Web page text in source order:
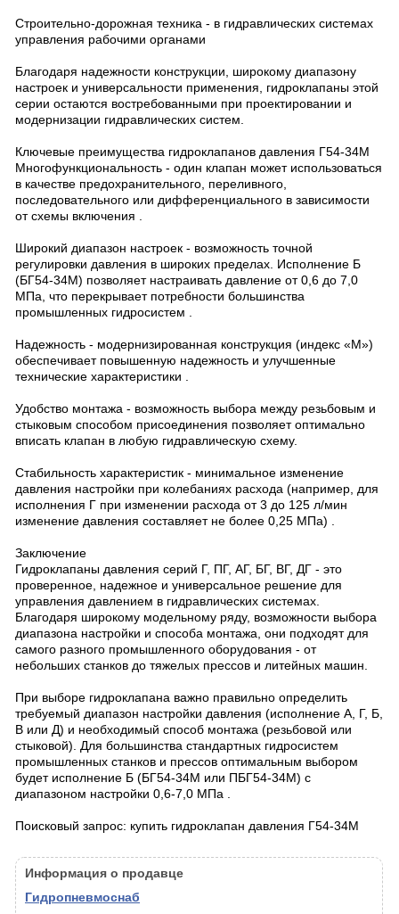
Строительно-дорожная техника - в гидравлических системах
управления рабочими органами
Благодаря надежности конструкции, широкому диапазону
настроек и универсальности применения, гидроклапаны этой
серии остаются востребованными при проектировании и
модернизации гидравлических систем.
Ключевые преимущества гидроклапанов давления Г54-34М
Многофункциональность - один клапан может использоваться
в качестве предохранительного, переливного,
последовательного или дифференциального в зависимости
от схемы включения .
Широкий диапазон настроек - возможность точной
регулировки давления в широких пределах. Исполнение Б
(БГ54-34М) позволяет настраивать давление от 0,6 до 7,0
МПа, что перекрывает потребности большинства
промышленных гидросистем .
Надежность - модернизированная конструкция (индекс «М»)
обеспечивает повышенную надежность и улучшенные
технические характеристики .
Удобство монтажа - возможность выбора между резьбовым и
стыковым способом присоединения позволяет оптимально
вписать клапан в любую гидравлическую схему.
Стабильность характеристик - минимальное изменение
давления настройки при колебаниях расхода (например, для
исполнения Г при изменении расхода от 3 до 125 л/мин
изменение давления составляет не более 0,25 МПа) .
Заключение
Гидроклапаны давления серий Г, ПГ, АГ, БГ, ВГ, ДГ - это
проверенное, надежное и универсальное решение для
управления давлением в гидравлических системах.
Благодаря широкому модельному ряду, возможности выбора
диапазона настройки и способа монтажа, они подходят для
самого разного промышленного оборудования - от
небольших станков до тяжелых прессов и литейных машин.
При выборе гидроклапана важно правильно определить
требуемый диапазон настройки давления (исполнение А, Г, Б,
В или Д) и необходимый способ монтажа (резьбовой или
стыковой). Для большинства стандартных гидросистем
промышленных станков и прессов оптимальным выбором
будет исполнение Б (БГ54-34М или ПБГ54-34М) с
диапазоном настройки 0,6-7,0 МПа .
Поисковый запрос: купить гидроклапан давления Г54-34М
Информация о продавце
Гидропневмоснаб